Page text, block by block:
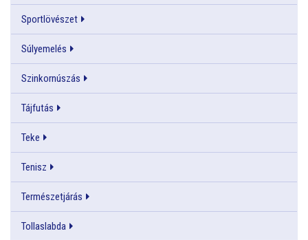
Sportlövészet
Súlyemelés
Szinkornúszás
Tájfutás
Teke
Tenisz
Természetjárás
Tollaslabda